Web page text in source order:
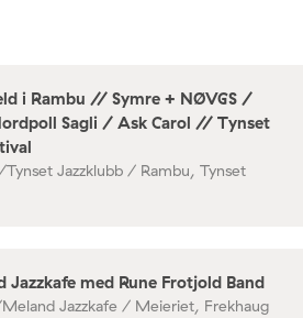
i Rambu // Symre + NØVGS /
Sagli / Ask Carol // Tynset
Tynset Jazzklubb / Rambu, Tynset
Jazzkafe med Rune Frotjold Band
Meland Jazzkafe / Meieriet, Frekhaug